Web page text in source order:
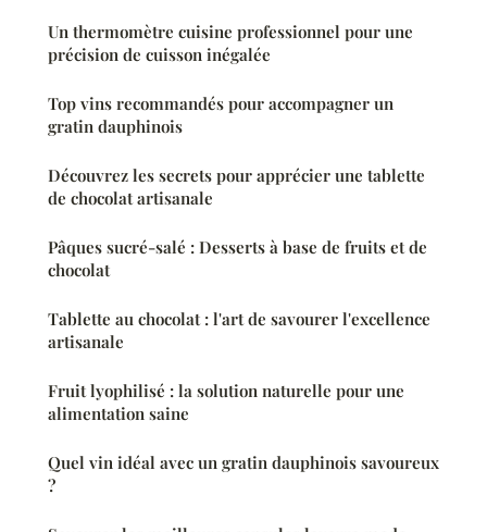
Un thermomètre cuisine professionnel pour une
précision de cuisson inégalée
Top vins recommandés pour accompagner un
gratin dauphinois
Découvrez les secrets pour apprécier une tablette
de chocolat artisanale
Pâques sucré-salé : Desserts à base de fruits et de
chocolat
Tablette au chocolat : l'art de savourer l'excellence
artisanale
Fruit lyophilisé : la solution naturelle pour une
alimentation saine
Quel vin idéal avec un gratin dauphinois savoureux
?